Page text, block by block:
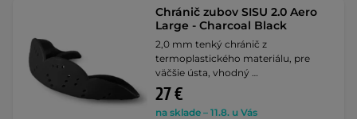
Chránič zubov SISU 2.0 Aero
Large - Charcoal Black
2,0 mm tenký chránič z
termoplastického materiálu, pre
väčšie ústa, vhodný …
27 €
na sklade – 11.8. u Vás